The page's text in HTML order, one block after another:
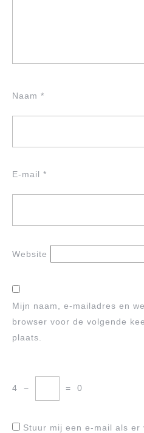
Naam *
E-mail *
Website
Mijn naam, e-mailadres en
browser voor de volgende
plaats.
4 − = 0
Stuur mij een e-mail als er